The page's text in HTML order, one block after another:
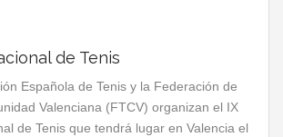
de Tenis
Española de Tenis y la Federación de
Valenciana (FTCV) organizan el IX
de Tenis que tendrá lugar en Valencia el